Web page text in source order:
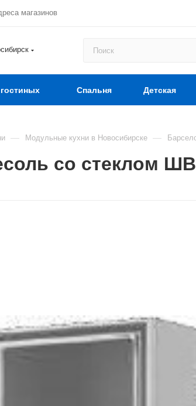
магазинов
Спальня Детская
— Модульные кухни в Новосибирске —
со стеклом